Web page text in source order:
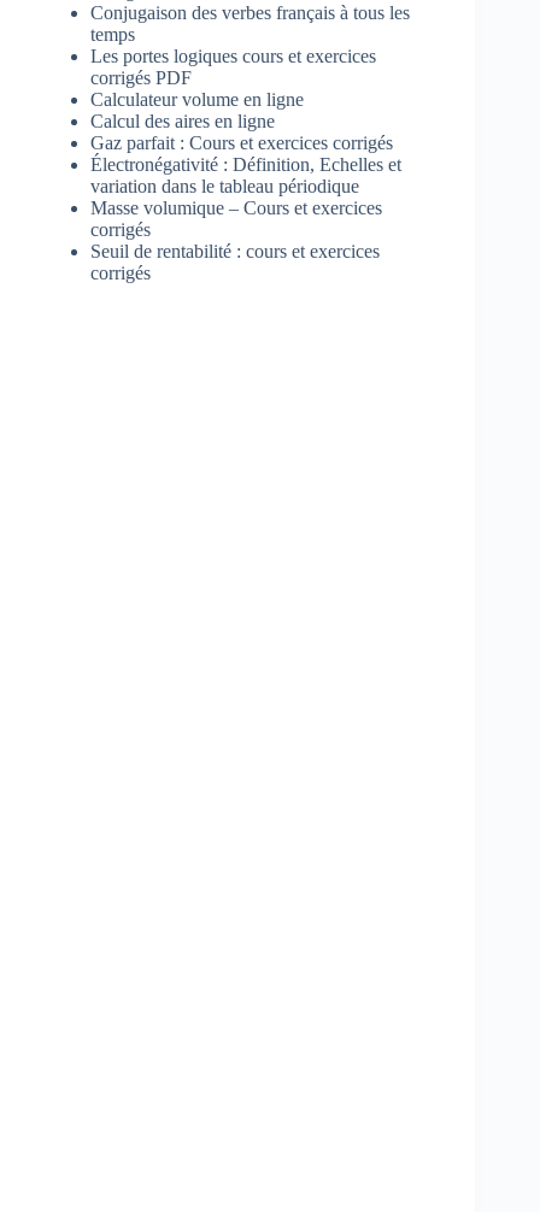
Conjugaison des verbes français à tous les
temps
Les portes logiques cours et exercices
corrigés PDF
Calculateur volume en ligne
Calcul des aires en ligne
Gaz parfait : Cours et exercices corrigés
Électronégativité : Définition, Echelles et
variation dans le tableau périodique
Masse volumique – Cours et exercices
corrigés
Seuil de rentabilité : cours et exercices
corrigés